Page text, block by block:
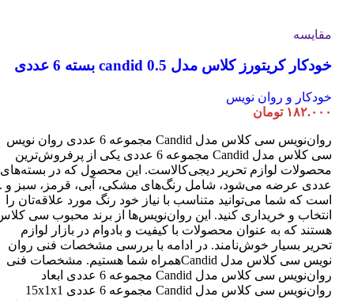
مقایسه
خودکار کریتورز کلاس مدل candid 0.5 بسته 6 عددی
خودکار و روان نویس
۱۸۲.۰۰۰ تومان
روان‌نویس سی کلاس مدل Candid مجموعه 6 عددی روان نویس
سی کلاس مدل Candid مجموعه 6 عددی یکی از پرفروش‌ترین
عددی عرضه می‌شود، شامل رنگ‌های مشکی، آبی، قرمز، سبز و
است که شما می‌توانید متناسب با نیاز خود رنگ مورد علاقه‌تان را
انتخاب و خریداری کنید. این روان‌نویس‌ها از برند محبوب سی
هستند که به عنوان محصولات با کیفیت و بادوام در بازار لوازم
تحریر بسیار خوش‌نامند. در ادامه با بررسی مشخصات فنی روان
نویس سی کلاس مدل Candidهمراه شما هستیم. مشخصات فنی
روان‌نویس سی کلاس مدل Candid مجموعه 6 عددی ابعاد
روان‌نویس سی کلاس مدل Candid مجموعه 6 عددی 15x1x1